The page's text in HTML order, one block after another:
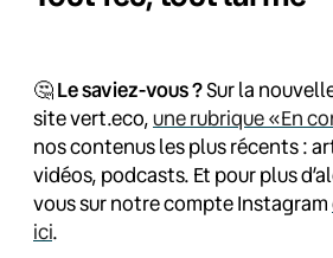
🤔Le saviez-vous ?Sur la
site vert.eco,une rubrique «En
nos contenus les plus récents :
vidéos, podcasts. Et pour plus
vous sur notre compte Instagram
ici.